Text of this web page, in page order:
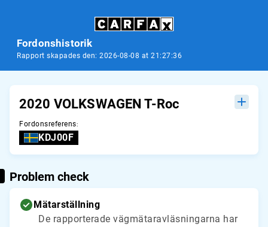
Fordonshistorik
Rapport skapades den: 2026-08-08 at 21:27:36
2020 VOLKSWAGEN T-Roc
Fordonsreferens:
KDJ00F
Problem check
Mätarställning
De rapporterade vägmätaravläsningarna har